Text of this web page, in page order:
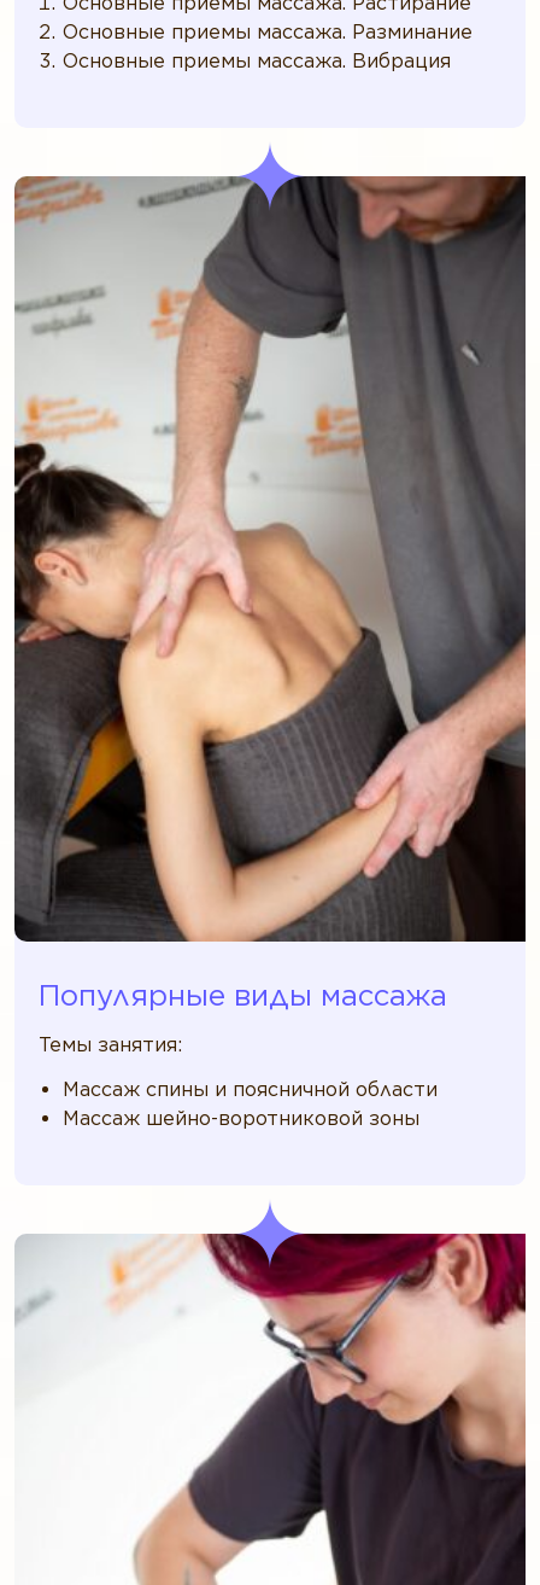
Основные приемы массажа. Разминание
Основные приемы массажа. Вибрация
Популярные виды массажа
Темы занятия:
Массаж спины и поясничной области
Массаж шейно-воротниковой зоны